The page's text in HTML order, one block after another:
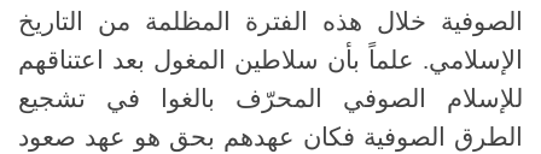
الصوفية خلال هذه الفترة المظلمة من التاريخ
الإسلامي. علماً بأن سلاطين المغول بعد اعتناقهم
للإسلام الصوفي المحرّف بالغوا في تشجيع
الطرق الصوفية فكان عهدهم بحق هو عهد صعود